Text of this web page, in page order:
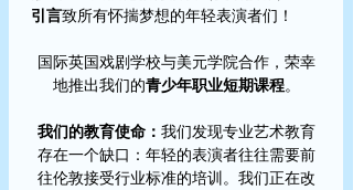
引言致所有怀揣梦想的年轻表演者们！
国际英国戏剧学校与美元学院合作，荣幸
地推出我们的青少年职业短期课程。
我们的教育使命： 我们发现专业艺术教育
存在一个缺口：年轻的表演者往往需要前
往伦敦接受行业标准的培训。我们正在改